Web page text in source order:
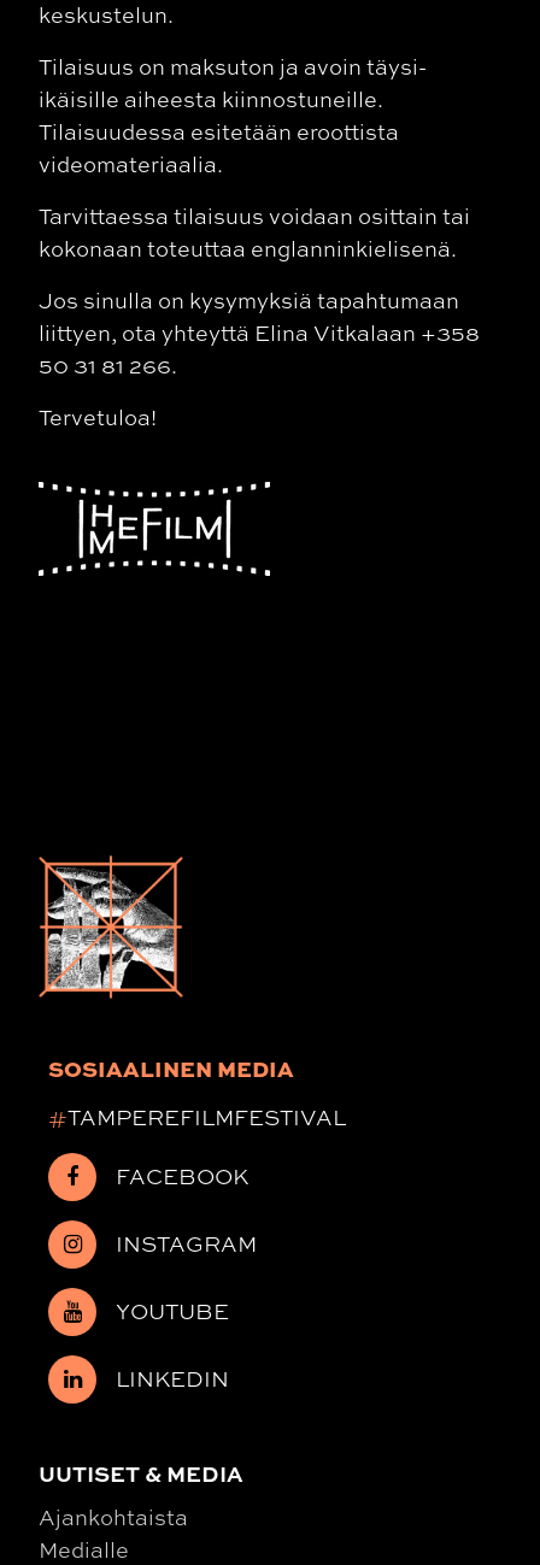
keskustelun.
Tilaisuus on maksuton ja avoin täysi-
ikäisille aiheesta kiinnostuneille.
Tilaisuudessa esitetään eroottista
videomateriaalia.
Tarvittaessa tilaisuus voidaan osittain tai
kokonaan toteuttaa englanninkielisenä.
Jos sinulla on kysymyksiä tapahtumaan
liittyen, ota yhteyttä Elina Vitkalaan +358
50 31 81 266.
Tervetuloa!
SOSIAALINEN MEDIA
#TAMPEREFILMFESTIVAL
FACEBOOK
INSTAGRAM
YOUTUBE
LINKEDIN
UUTISET & MEDIA
Ajankohtaista
Medialle